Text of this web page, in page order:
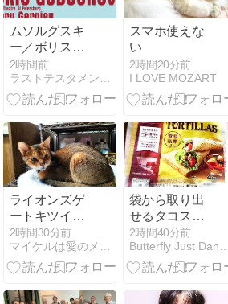
キャ×陽キャ
の青春ラブコ
メ名作を厳選
ムソルグスキ
ー／ボリス・
ゴドゥノフ
1869年稿
2時間前
スマホ使えな
い
2時間20分前
I LOVE MOZART
ライオンズゲ
ートキツイで
すね
2時間30分前
マイケルは愛のメッセンジャー
袋から取り出
せるタコスと
クレープ /
Tacos and
Crepes You
of the Bag /
2時間40分前
Butterfly Just Dance